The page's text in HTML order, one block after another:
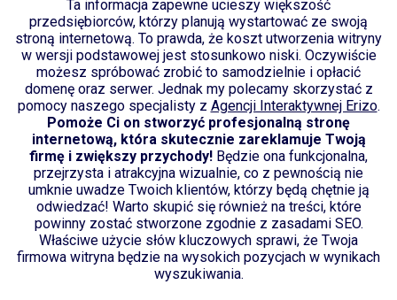
Ta informacja zapewne ucieszy większość
przedsiębiorców, którzy planują wystartować ze swoją
stroną internetową. To prawda, że koszt utworzenia witryny
w wersji podstawowej jest stosunkowo niski. Oczywiście
możesz spróbować zrobić to samodzielnie i opłacić
domenę oraz serwer. Jednak my polecamy skorzystać z
pomocy naszego specjalisty z Agencji Interaktywnej Erizo.
Pomoże Ci on stworzyć profesjonalną stronę
internetową, która skutecznie zareklamuje Twoją
firmę i zwiększy przychody! Będzie ona funkcjonalna,
przejrzysta i atrakcyjna wizualnie, co z pewnością nie
umknie uwadze Twoich klientów, którzy będą chętnie ją
odwiedzać! Warto skupić się również na treści, które
powinny zostać stworzone zgodnie z zasadami SEO.
Właściwe użycie słów kluczowych sprawi, że Twoja
firmowa witryna będzie na wysokich pozycjach w wynikach
wyszukiwania.